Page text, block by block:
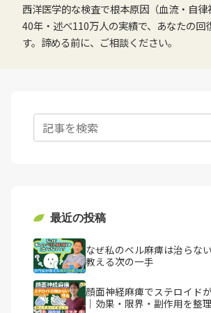
西洋医学的な検査で根本原因（血流・自律
40年・述べ110万人の実績で、あなたの回
す。諦める前に、ご相談ください。
最近の投稿
なぜ私のベル麻痺は治らな
教える次の一手
顔面神経麻痺でステロイド
｜効果・限界・副作用を整理